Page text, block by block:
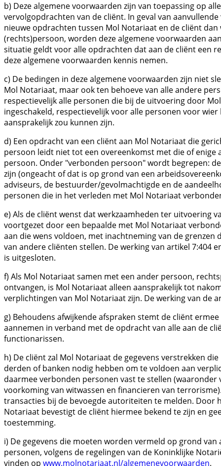
b) Deze algemene voorwaarden zijn van toepassing op
vervolgopdrachten van de cliënt. In geval van
nieuwe opdrachten tussen Mol Notariaat en de cliënt dan
(rechts)persoon, worden deze algemene voorwaarden
situatie geldt voor alle opdrachten dat aan de cliënt een
deze algemene voorwaarden kennis nemen.
c) De bedingen in deze algemene voorwaarden zijn niet
Mol Notariaat, maar ook ten behoeve van alle andere
respectievelijk alle personen die bij de uitvoering door
ingeschakeld, respectievelijk voor alle personen voor
aansprakelijk zou kunnen zijn.
d) Een opdracht van een cliënt aan Mol Notariaat die
persoon leidt niet tot een overeenkomst met die of
persoon. Onder "verbonden persoon" wordt begrepen:
zijn (ongeacht of dat is op grond van een
adviseurs, de bestuurder/gevolmachtigde en de
personen die in het verleden met Mol Notariaat
e) Als de cliënt wenst dat werkzaamheden ter uitvoering
voortgezet door een bepaalde met Mol Notariaat
aan die wens voldoen, met inachtneming van de
van andere cliënten stellen. De werking van artikel 7:404
is uitgesloten.
f) Als Mol Notariaat samen met een ander persoon,
ontvangen, is Mol Notariaat alleen aansprakelijk tot
verplichtingen van Mol Notariaat zijn. De werking van de
g) Behoudens afwijkende afspraken stemt de cliënt
aannemen in verband met de opdracht van alle aan de
functionarissen.
h) De cliënt zal Mol Notariaat de gegevens verstrekken
derden of banken nodig hebben om te voldoen aan
daarmee verbonden personen vast te stellen
voorkoming van witwassen en financieren van
transacties bij de bevoegde autoriteiten te melden. Door
Notariaat bevestigt de cliënt hiermee bekend te zijn en
toestemming.
i) De gegevens die moeten worden vermeld op grond
personen, volgens de regelingen van de Koninklijke
vinden op www.molnotariaat.nl/algemenevoorwaarden.